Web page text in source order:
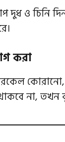
দুধ ও চিনি
করা
না, তখন